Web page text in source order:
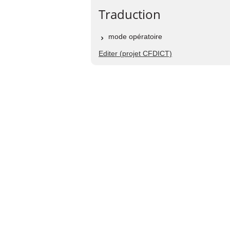
Traduction
mode opératoire
Editer (projet CFDICT)